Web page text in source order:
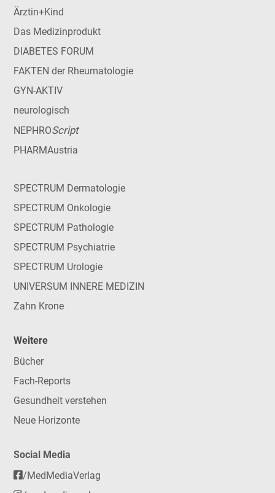
Ärztin+Kind
Das Medizinprodukt
DIABETES FORUM
FAKTEN der Rheumatologie
GYN-AKTIV
neurologisch
NEPHROScript
PHARMAustria
SPECTRUM Dermatologie
SPECTRUM Onkologie
SPECTRUM Pathologie
SPECTRUM Psychiatrie
SPECTRUM Urologie
UNIVERSUM INNERE MEDIZIN
Zahn Krone
Weitere
Bücher
Fach-Reports
Gesundheit verstehen
Neue Horizonte
Social Media
/MedMediaVerlag